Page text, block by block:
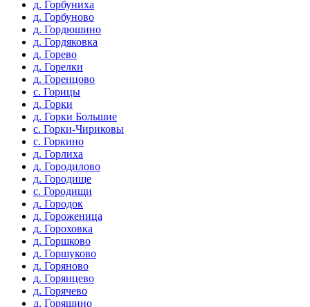
д. Горбуниха
д. Горбуново
д. Гордюшино
д. Гордяковка
д. Горево
д. Горелки
д. Горенцово
с. Горицы
д. Горки
д. Горки Большие
с. Горки-Чириковы
с. Горкино
д. Горлиха
д. Городилово
д. Городище
с. Городищи
д. Городок
д. Гороженица
д. Гороховка
д. Горшково
д. Горшуково
д. Горяново
д. Горянцево
д. Горячево
д. Горяшино